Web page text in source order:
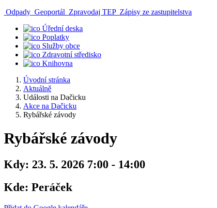
Odpady Geoportál Zpravodaj TEP Zápisy ze zastupitelstva
Úřední deska
Poplatky
Služby obce
Zdravotní středisko
Knihovna
Úvodní stránka
Aktuálně
Události na Dačicku
Akce na Dačicku
Rybářské závody
Rybářské závody
Kdy: 23. 5. 2026 7:00 - 14:00
Kde: Peráček